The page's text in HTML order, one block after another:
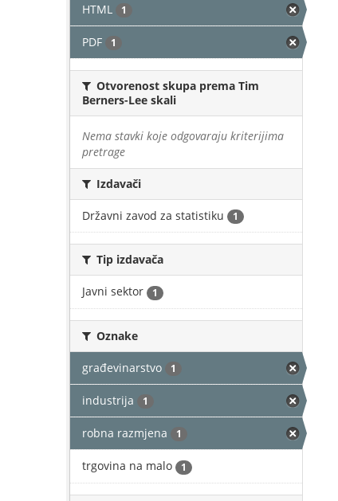
HTML 1
PDF 1
Otvorenost skupa prema Tim
Berners-Lee skali
Nema stavki koje odgovaraju kriterijima
pretrage
Izdavači
Državni zavod za statistiku 1
Tip izdavača
Javni sektor 1
Oznake
građevinarstvo 1
industrija 1
robna razmjena 1
trgovina na malo 1